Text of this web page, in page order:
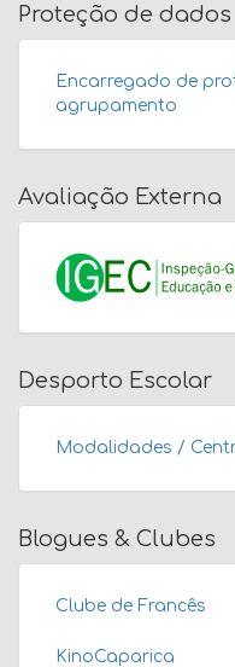
Proteção de dados
Encarregado de
agrupamento
Avaliação Externa
Desporto Escolar
Modalidades /
Blogues & Clubes
Clube de Francês
KinoCaparica